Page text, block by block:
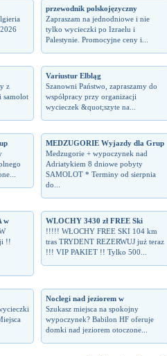
przewodnik polskojęzyczny
Zapraszam na jednodniowe i nie
tylko wycieczki po Izraelu i
Palestynie. Promocyjne ceny i...
z
samolot
Variustur Elbląg
Szanowni Państwo, zapraszamy do
współpracy przy organizacji
wycieczek &quot;szyte na...
MEDZUGORIE Wyjazdy dla Grup
Medzugorie + wypoczynek nad
Adriatykiem 8 dniowe pobyty
SAMOLOT * Terminy od sierpnia
do...
w
!!
WLOCHY 3430 zł FREE Ski
!!!!! WŁOCHY FREE SKI 104 km
tras TRYDENT REZERWUJ już teraz
!!! VIP PAKIET !! Tylko 500...
Noclegi nad jeziorem w
Szukasz miejsca na spokojny
wypoczynek? Babilon HF oferuje
domki nad jeziorem otoczone...